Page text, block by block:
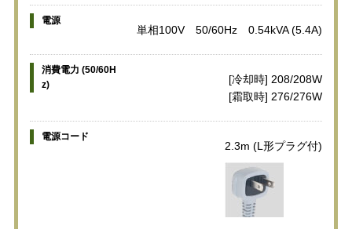
電源
単相100V 50/60Hz 0.54kVA (5.4A)
消費電力 (50/60H
z)
[冷却時] 208/208W
[霜取時] 276/276W
電源コード
2.3m (L形プラグ付)